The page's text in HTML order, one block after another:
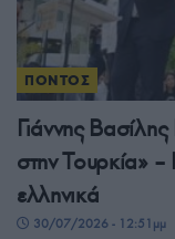
ΠΟΝΤΟΣ
Γιάννης Βασίλης
στην Τουρκία»
ελληνικά
30/07/2026 - 12:51μμ